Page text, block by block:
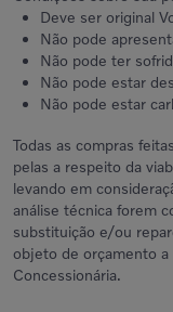
Deve ser original
Não pode
Não pode ter
Não pode estar
Não pode estar
Todas as compras
pelas a respeito da
levando em
análise técnica forem
substituição e/ou
objeto de orçamento
Concessionária.